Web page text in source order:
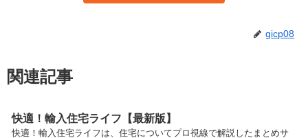
gicp08
関連記事
快適！輸入住宅ライフ【最新版】
快適！輸入住宅ライフは、住宅についてプロ視線で解説したまとめサ